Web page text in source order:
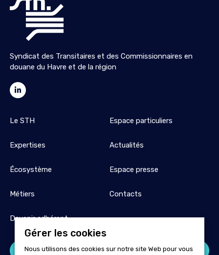
Syndicat des Transitaires et des Commissionnaires en
douane du Havre et de la région
Le STH
Expertises
Écosystème
Métiers
Devenir adhérent
Espace particuliers
Actualités
Espace presse
Contacts
Espace adhérent
Gérer les cookies
Nous utilisons des cookies sur notre site Web pour vous